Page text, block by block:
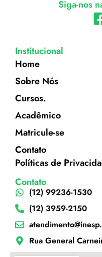
Siga-nos
Institucional
Home
Sobre Nós
Cursos.
Acadêmico
Matricule-se
Contato
Políticas de
Contato
(12) 99236-1530
(12) 3959-2150
Rua General